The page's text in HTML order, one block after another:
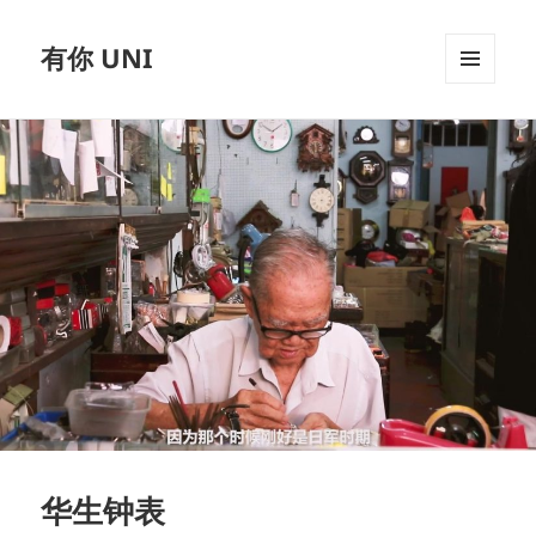
有你 UNI
WIDGETS
华生钟表